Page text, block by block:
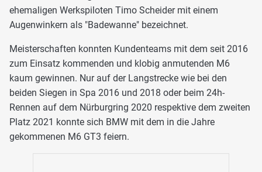
ehemaligen Werkspiloten Timo Scheider mit einem
Augenwinkern als "Badewanne" bezeichnet.
Meisterschaften konnten Kundenteams mit dem seit 2016
zum Einsatz kommenden und klobig anmutenden M6
kaum gewinnen. Nur auf der Langstrecke wie bei den
beiden Siegen in Spa 2016 und 2018 oder beim 24h-
Rennen auf dem Nürburgring 2020 respektive dem zweiten
Platz 2021 konnte sich BMW mit dem in die Jahre
gekommenen M6 GT3 feiern.